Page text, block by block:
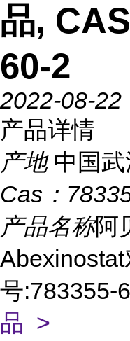
品,
60-2
2022-08-22
产品详情
产地 中国武
Cas：
产品名称阿
号:783355-
品 >